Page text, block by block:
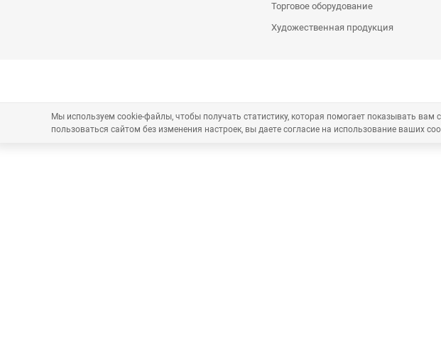
Торговое оборудование
Художественная продукция
Мы используем cookie-файлы, чтобы получать статистику, которая помогает показывать
пользоваться сайтом без изменения настроек, вы даете согласие на использование ваших